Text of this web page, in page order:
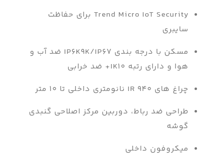
Trend Micro IoT Security برای حفاظت
سایبری
مسکن با درجه بندی IP6K9K/IP67 ضد آب و
هوا و دارای رتبه IK10+ ضد خرابی
چراغ های IR 940 نانومتری داخلی تا ۱۰ متر
طراحی ضد رباط، دوربین مرکز اصلاحی گنبدی
گوشه
میکروفون داخلی